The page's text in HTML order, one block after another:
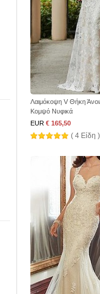
Λαιμόκοψη V Θήκη
Κομψό Νυφικά
EUR € 165,50
( 4 Είδη )